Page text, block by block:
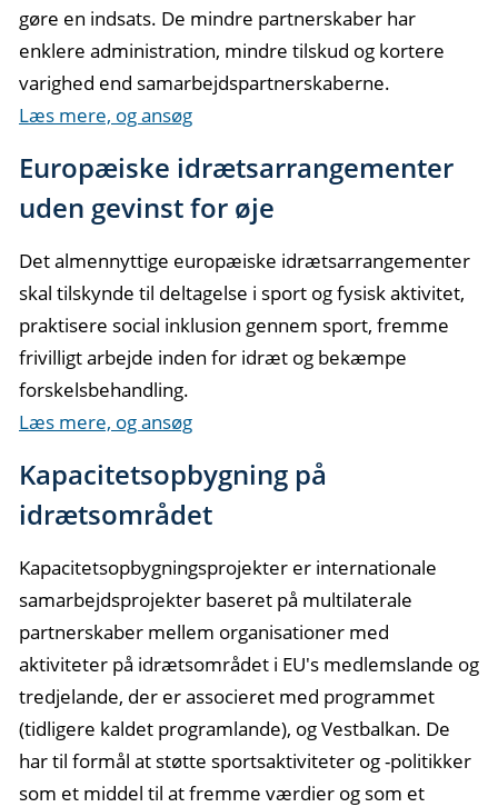
gøre en indsats. De mindre partnerskaber har
enklere administration, mindre tilskud og kortere
varighed end samarbejdspartnerskaberne.
Læs mere, og ansøg
Europæiske idrætsarrangementer
uden gevinst for øje
Det almennyttige europæiske idrætsarrangementer
skal tilskynde til deltagelse i sport og fysisk aktivitet,
praktisere social inklusion gennem sport, fremme
frivilligt arbejde inden for idræt og bekæmpe
forskelsbehandling.
Læs mere, og ansøg
Kapacitetsopbygning på
idrætsområdet
Kapacitetsopbygningsprojekter er internationale
samarbejdsprojekter baseret på multilaterale
partnerskaber mellem organisationer med
aktiviteter på idrætsområdet i EU's medlemslande og
tredjelande, der er associeret med programmet
(tidligere kaldet programlande), og Vestbalkan. De
har til formål at støtte sportsaktiviteter og -politikker
som et middel til at fremme værdier og som et